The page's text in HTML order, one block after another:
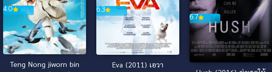
4.0
Teng Nong jiworn bin
6.3
Eva (2011) เอวา
6.7